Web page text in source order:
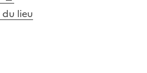
du lieu